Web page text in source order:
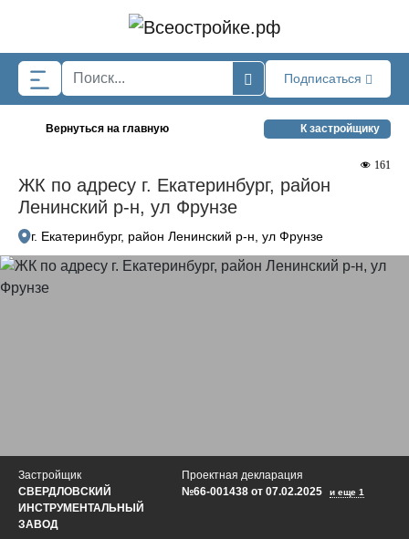
Подписаться
Вернуться на главную К застройщику
ЖК по адресу г. Екатеринбург, район
Ленинский р-н, ул Фрунзе
161
г. Екатеринбург, район Ленинский р-н, ул Фрунзе
Застройщик
СВЕРДЛОВСКИЙ
ИНСТРУМЕНТАЛЬНЫЙ
ЗАВОД
Проектная декларация
№66-001438 от 07.02.2025
и еще 1